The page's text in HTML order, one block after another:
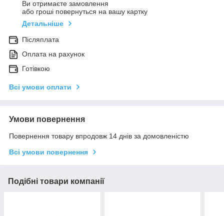
Ви отримаєте замовлення
або гроші повернуться на вашу картку
Детальніше
Післяплата
Оплата на рахунок
Готівкою
Всі умови оплати
Умови повернення
Повернення товару впродовж 14 днів за домовленістю
Всі умови повернення
Подібні товари компанії